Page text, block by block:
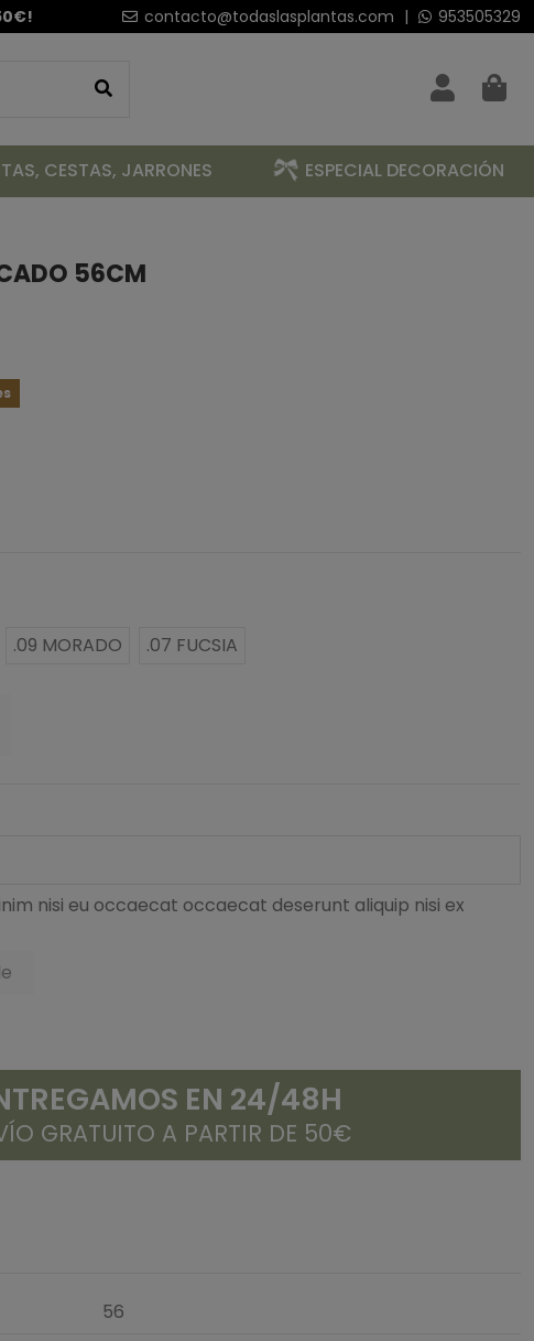
contacto@todaslasplantas.com | 953505329
CESTAS, JARRONES ESPECIAL DECORACIÓN
56CM
.09 MORADO .07 FUCSIA
nisi eu occaecat occaecat deserunt aliquip nisi ex
EN 24/48H
GRATUITO A PARTIR DE 50€
56